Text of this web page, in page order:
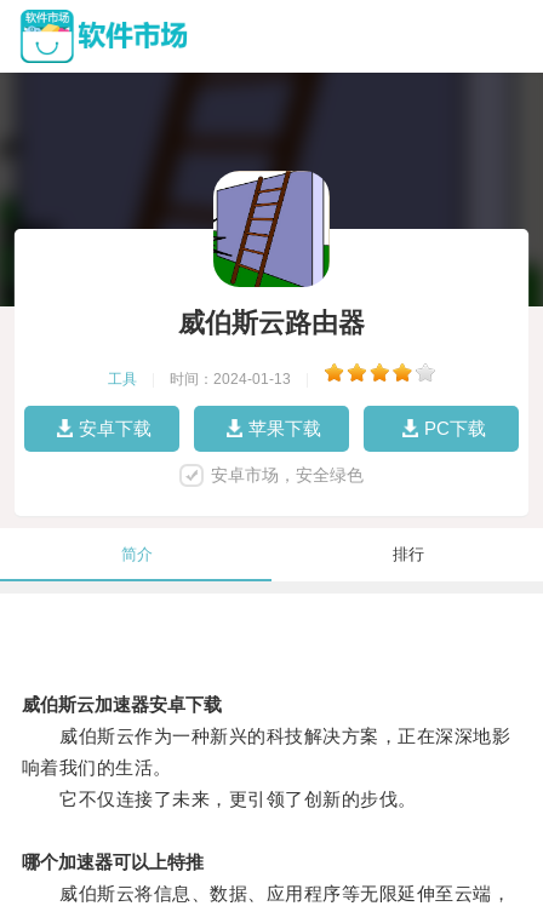
威伯斯云路由器
工具 时间：2024-01-13
安卓下载 苹果下载 PC下载
安卓市场，安全绿色
简介 排行
威伯斯云加速器安卓下载
威伯斯云作为一种新兴的科技解决方案，正在深深地影
响着我们的生活。
它不仅连接了未来，更引领了创新的步伐。
哪个加速器可以上特推
威伯斯云将信息、数据、应用程序等无限延伸至云端，